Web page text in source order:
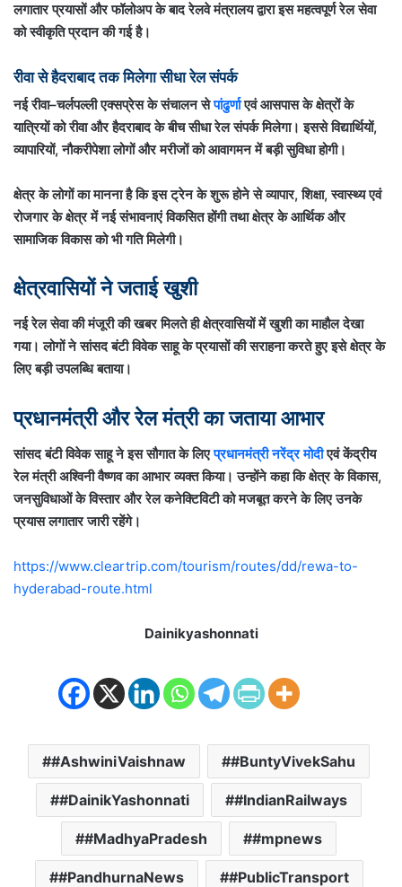
लगातार प्रयासों और फॉलोअप के बाद रेलवे मंत्रालय द्वारा इस महत्वपूर्ण रेल सेवा
को स्वीकृति प्रदान की गई है।
रीवा से हैदराबाद तक मिलेगा सीधा रेल संपर्क
नई रीवा–चर्लपल्ली एक्सप्रेस के संचालन सेपांढुर्णाएवं आसपास के क्षेत्रों के
यात्रियों को रीवा और हैदराबाद के बीच सीधा रेल संपर्क मिलेगा। इससे विद्यार्थियों,
व्यापारियों, नौकरीपेशा लोगों और मरीजों को आवागमन में बड़ी सुविधा होगी।
क्षेत्र के लोगों का मानना है कि इस ट्रेन के शुरू होने से व्यापार, शिक्षा, स्वास्थ्य एवं
रोजगार के क्षेत्र में नई संभावनाएं विकसित होंगी तथा क्षेत्र के आर्थिक और
सामाजिक विकास को भी गति मिलेगी।
क्षेत्रवासियों ने जताई खुशी
नई रेल सेवा की मंजूरी की खबर मिलते ही क्षेत्रवासियों में खुशी का माहौल देखा
गया। लोगों ने सांसद बंटी विवेक साहू के प्रयासों की सराहना करते हुए इसे क्षेत्र के
लिए बड़ी उपलब्धि बताया।
प्रधानमंत्री और रेल मंत्री का जताया आभार
सांसद बंटी विवेक साहू ने इस सौगात के लिएप्रधानमंत्री नरेंद्र मोदीएवं केंद्रीय
रेल मंत्री अश्विनी वैष्णव का आभार व्यक्त किया। उन्होंने कहा कि क्षेत्र के विकास,
जनसुविधाओं के विस्तार और रेल कनेक्टिविटी को मजबूत करने के लिए उनके
प्रयास लगातार जारी रहेंगे।
https://www.cleartrip.com/tourism/routes/dd/rewa-to-
hyderabad-route.html
Dainikyashonnati
#AshwiniVaishnaw #BuntyVivekSahu
#DainikYashonnati #IndianRailways
#MadhyaPradesh #mpnews
#PandhurnaNews #PublicTransport